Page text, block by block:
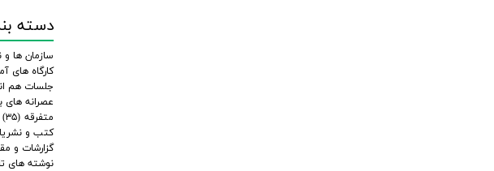
دسته
سازمان ها و
کارگاه های
جلسات هم
عصرانه های
متفرقه (۳۵)
کتب و
گزارشات و
نوشته های